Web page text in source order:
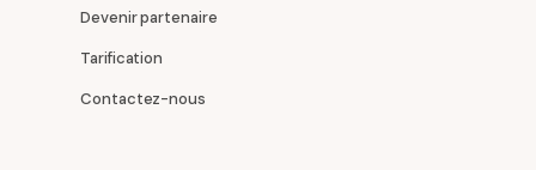
Devenir partenaire
Tarification
Contactez-nous